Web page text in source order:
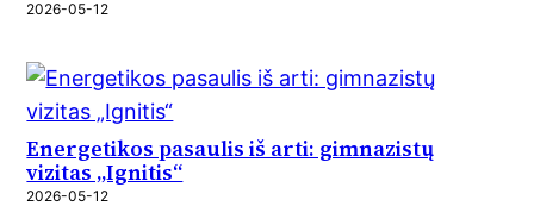
2026-05-12
Energetikos pasaulis iš arti: gimnazistų
vizitas „Ignitis“
2026-05-12